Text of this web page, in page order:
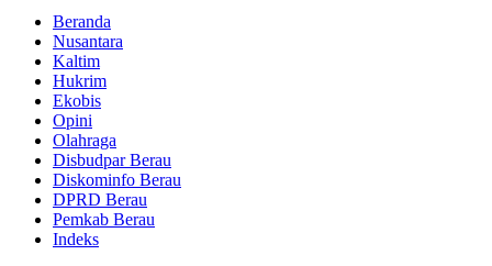
Beranda
Nusantara
Kaltim
Hukrim
Ekobis
Opini
Olahraga
Disbudpar Berau
Diskominfo Berau
DPRD Berau
Pemkab Berau
Indeks